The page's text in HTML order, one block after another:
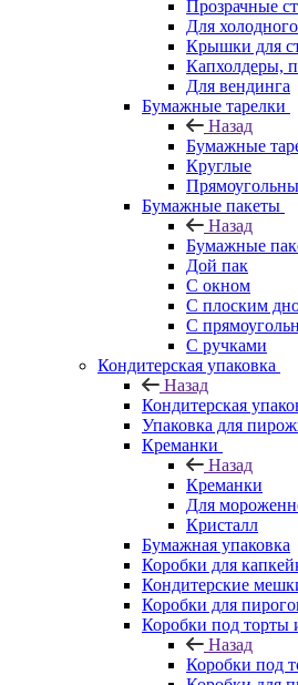
Прозрачные
Для холодного
Крышки для
Капхолдеры,
Для вендинга
Бумажные тарелки
Назад
Бумажные
Круглые
Бумажные пакеты
Назад
Бумажные
Дой пак
С окном
С плоским
С
С ручками
Кондитерская упаковка
Назад
Кондитерская
Упаковка для
Креманки
Назад
Креманки
Для
Кристалл
Бумажная упаковка
Коробки для
Кондитерские
Коробки для
Коробки под
Назад
Коробки под